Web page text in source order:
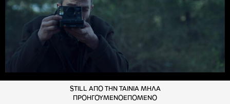
STILL ΑΠΟ ΤΗΝ ΤΑΙΝΙΑ ΜΗΛΑ
ΠΡΟΗΓΟΥΜΕΝΟΕΠΟΜΕΝΟ